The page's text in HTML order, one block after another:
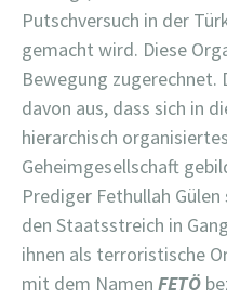
Putschversuch in der
gemacht wird. Diese
Bewegung
davon aus, dass sich in
hierarchisch
Geheimgesellschaft
Prediger Fethullah
den Staatsstreich in
ihnen als terroristische
mit dem Namen FETÖ